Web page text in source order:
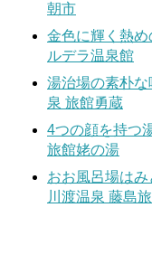
朝市
金色に輝く熱め
ルデラ温泉館
湯治場の素朴な
泉 旅館勇蔵
4つの顔を持つ
旅館姥の湯
おお風呂場は
川渡温泉 藤島